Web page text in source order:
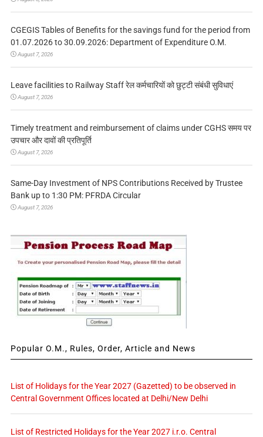
CGEGIS Tables of Benefits for the savings fund for the period from
01.07.2026 to 30.09.2026: Department of Expenditure O.M.
August 7, 2026
Leave facilities to Railway Staff रेल कर्मचारियों को छुट्टी संबंधी सुविधाएं
August 7, 2026
Timely treatment and reimbursement of claims under CGHS समय पर
उपचार और दावों की प्रतिपूर्ति
August 7, 2026
Same-Day Investment of NPS Contributions Received by Trustee
Bank up to 1:30 PM: PFRDA Circular
August 7, 2026
Popular O.M., Rules, Order, Article and News
List of Holidays for the Year 2027 (Gazetted) to be observed in
Central Government Offices located at Delhi/New Delhi
List of Restricted Holidays for the Year 2027 i.r.o. Central